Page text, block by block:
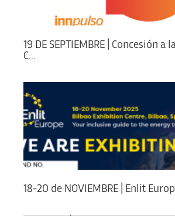
19 DE SEPTIEMBRE | Concesión a
C...
18-20 de NOVIEMBRE | Enlit